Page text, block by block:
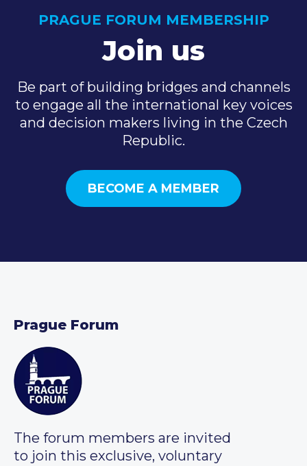
PRAGUE FORUM MEMBERSHIP
Join us
Be part of building bridges and channels
to engage all the international key voices
and decision makers living in the Czech
Republic.
BECOME A MEMBER
Prague Forum
The forum members are invited
to join this exclusive, voluntary